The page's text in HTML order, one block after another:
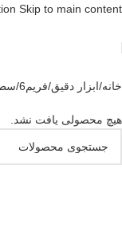
Skip to main content
خانه/ابزار دقیق/فریم6 /
هیچ محصولی یافت نشد.